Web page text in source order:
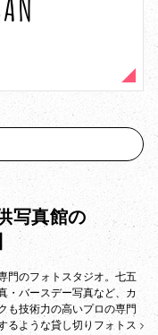
写真館の
門のフォトスタジオ。七五
・バースデー写真など、カ
も技術力の高いプロの専門
るような貸し切りフォトス